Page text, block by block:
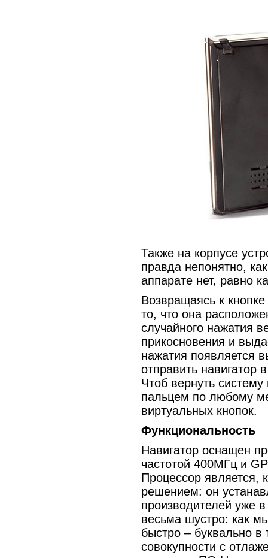
Также на корпусе
правда непонятно,
аппарате нет, равно
Возвращаясь к
то, что она
случайного нажатия
прикосновения и
нажатия появляется
отправить
Чтоб вернуть
пальцем по любому
виртуальных кнопок.
Функциональность
Навигатор оснащен
частотой 400МГц и
Процессор является,
решением: он
производителей уже
весьма шустро: как
быстро – буквально в
совокупности с